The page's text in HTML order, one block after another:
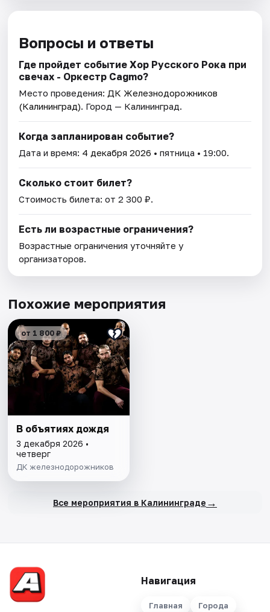
Вопросы и ответы
Где пройдет событие Хор Русского Рока при
свечах - Оркестр Cagmo?
Место проведения: ДК Железнодорожников
(Калининград). Город — Калининград.
Когда запланирован событие?
Дата и время: 4 декабря 2026 • пятница • 19:00.
Сколько стоит билет?
Стоимость билета: от 2 300 ₽.
Есть ли возрастные ограничения?
Возрастные ограничения уточняйте у
организаторов.
Похожие мероприятия
от 1 800 ₽
В объятиях дождя
3 декабря 2026 •
четверг
ДК железнодорожников
Все мероприятия в Калининграде →
Навигация
Главная Города